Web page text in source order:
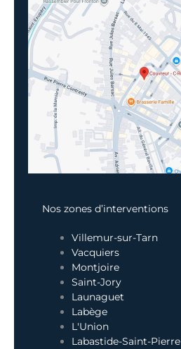
Nos zones d’interventions
Villemur-sur-Tarn
Vacquiers
Montjoire
Saint-Jory
Launaguet
Labège
L'Union
Labastide-Saint-Pierre